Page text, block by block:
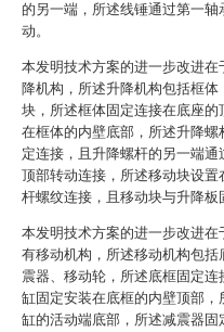
的另一端，所述线锤通过第一
动。
本发明技术方案的进一步改进
降机构，所述升降机构包括框
块，所述框体固定连接在底座
在框体的内壁底部，所述升降螺
定连接，且升降螺杆的另一端
顶部转动连接，所述移动块设
杆螺纹连接，且移动块与升降板
本发明技术方案的进一步改进
有移动机构，所述移动机构包
震器、移动轮，所述底框固定
缸固定安装在底框的内壁顶部
缸的活动端底部，所述减震器固